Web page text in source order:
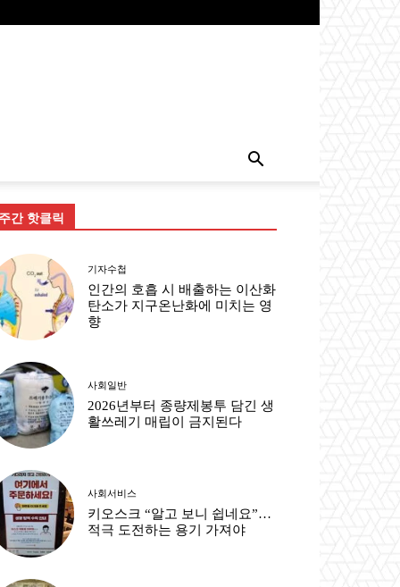
간 핫클릭
기자수첩
인간의 호흡 시 배출하는 이산화
탄소가 지구온난화에 미치는 영
향
사회일반
2026년부터 종량제봉투 담긴 생
활쓰레기 매립이 금지된다
사회서비스
키오스크 “알고 보니 쉽네요”…
적극 도전하는 용기 가져야